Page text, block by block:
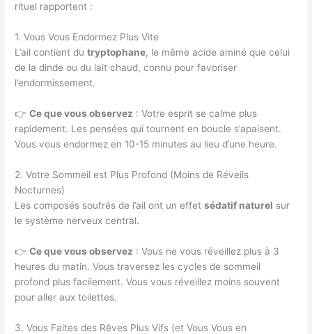
rituel rapportent :
1. Vous Vous Endormez Plus Vite
L’ail contient dutryptophane, le même acide aminé que celui
de la dinde ou du lait chaud, connu pour favoriser
l’endormissement.
👉Ce que vous observez : Votre esprit se calme plus
rapidement. Les pensées qui tournent en boucle s’apaisent.
Vous vous endormez en 10-15 minutes au lieu d’une heure.
2. Votre Sommeil est Plus Profond (Moins de Réveils
Nocturnes)
Les composés soufrés de l’ail ont un effetsédatif naturel sur
le système nerveux central.
👉Ce que vous observez : Vous ne vous réveillez plus à 3
heures du matin. Vous traversez les cycles de sommeil
profond plus facilement. Vous vous réveillez moins souvent
pour aller aux toilettes.
3. Vous Faites des Rêves Plus Vifs (et Vous Vous en